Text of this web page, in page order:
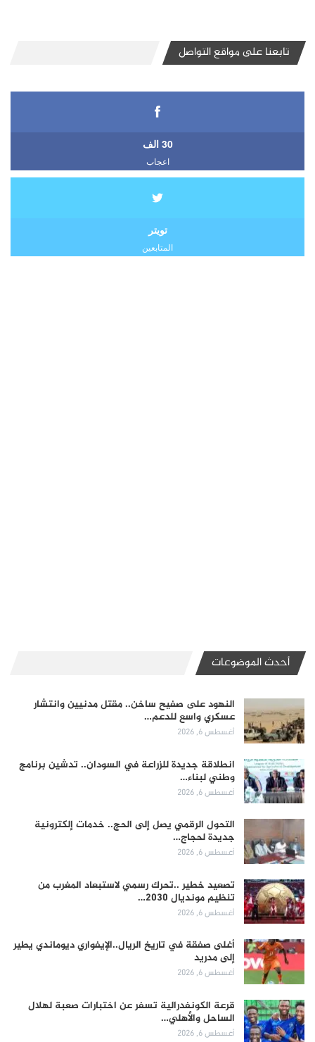
تابعنا على مواقع التواصل
30 الف
اعجاب
تويتر
المتابعين
أحدث الموضوعات
النهود على صفيح ساخن.. مقتل مدنيين وانتشار
عسكري واسع للدعم…
أغسطس 6, 2026
انطلاقة جديدة للزراعة في السودان.. تدشين برنامج
وطني لبناء…
أغسطس 6, 2026
التحول الرقمي يصل إلى الحج.. خدمات إلكترونية
جديدة لحجاج…
أغسطس 6, 2026
تصعيد خطير ..تحرك رسمي لاستبعاد المغرب من
تنظيم مونديال 2030…
أغسطس 6, 2026
أغلى صفقة في تاريخ الريال..الإيفواري ديوماندي يطير
إلى مدريد
أغسطس 6, 2026
قرعة الكونفدرالية تسفر عن اختبارات صعبة لهلال
الساحل والأهلي…
أغسطس 6, 2026